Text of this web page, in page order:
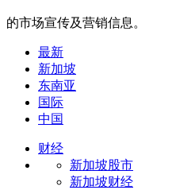
的市场宣传及营销信息。
最新
新加坡
东南亚
国际
中国
财经
新加坡股市
新加坡财经